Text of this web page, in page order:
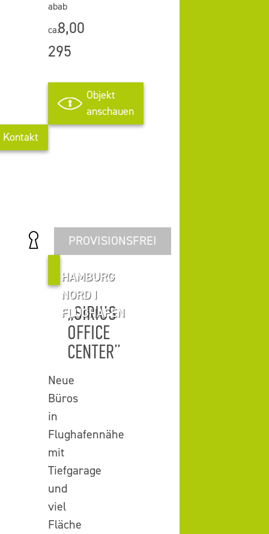
ab
ca.
295
ab
8,00
Objekt
anschauen
Kontakt
PROVISIONSFREI
HAMBURG
NORD I
FLUGHAFEN
„SIRIUS
OFFICE
CENTER”
Neue
Büros
in
Flughafennähe
mit
Tiefgarage
und
viel
Fläche